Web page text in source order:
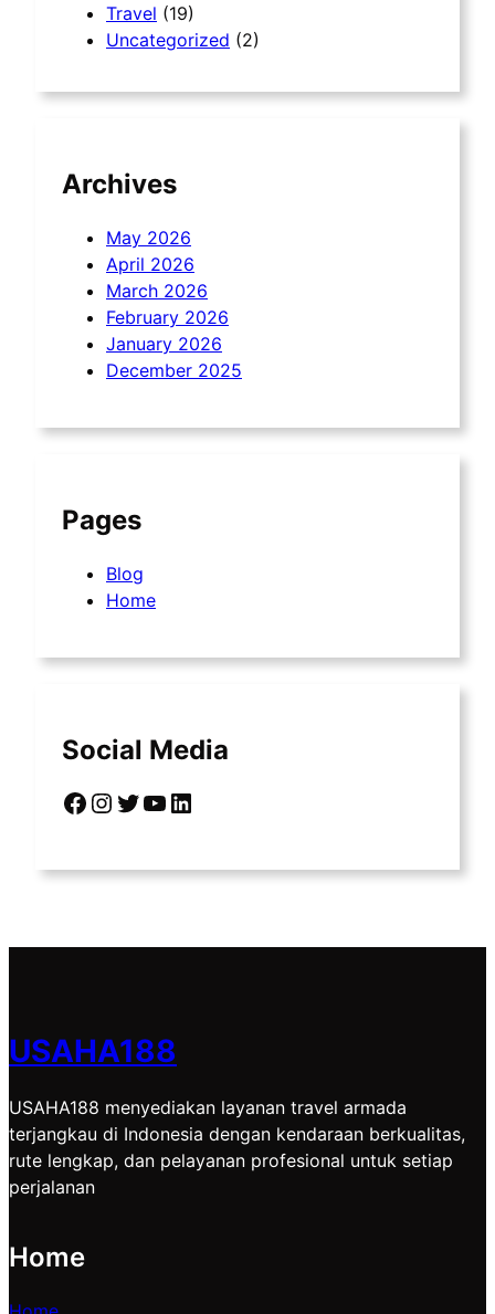
Travel (19)
Uncategorized (2)
Archives
May 2026
April 2026
March 2026
February 2026
January 2026
December 2025
Pages
Blog
Home
Social Media
Facebook Instagram Twitter YouTube LinkedIn
USAHA188
USAHA188 menyediakan layanan travel armada
terjangkau di Indonesia dengan kendaraan berkualitas,
rute lengkap, dan pelayanan profesional untuk setiap
perjalanan
Home